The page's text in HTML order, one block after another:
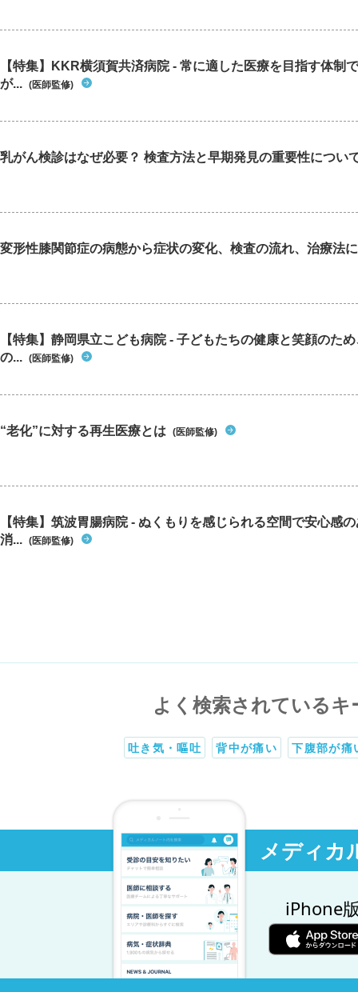
【特集】KKR横須賀共済病院 - 常に適した医療を目指す体制
が... (医師監修)
乳がん検診はなぜ必要？ 検査方法と早期発見の重要性につい
変形性膝関節症の病態から症状の変化、検査の流れ、治療法
【特集】静岡県立こども病院 - 子どもたちの健康と笑顔のた
の... (医師監修)
“老化”に対する再生医療とは (医師監修)
【特集】筑波胃腸病院 - ぬくもりを感じられる空間で安心感
消... (医師監修)
よく検索されているキ
吐き気・嘔吐 背中が痛い 下腹部が痛
メディカ
iPhone